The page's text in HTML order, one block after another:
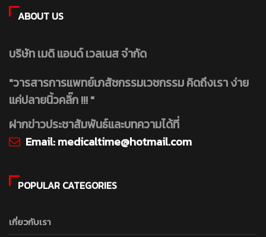
ABOUT US
บริษัท เมดิ แอนด์ เวลเนส จำกัด
"วารสารการแพทย์เภสัชกรรมเวชกรรม คิดถึงเรา ง่าย
แค่ปลายนิ้วคลิ๊ก !!! "
ฝากข่าวประชาสัมพันธ์และบทความได้ที่
Email:medicaltime@hotmail.com
POPULAR CATEGORIES
เกี่ยวกับเรา